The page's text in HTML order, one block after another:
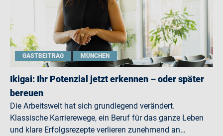
GASTBEITRAG MÜNCHEN
Ikigai: Ihr Potenzial jetzt erkennen – oder später
bereuen
Die Arbeitswelt hat sich grundlegend verändert.
Klassische Karrierewege, ein Beruf für das ganze Leben
und klare Erfolgsrezepte verlieren zunehmend an…